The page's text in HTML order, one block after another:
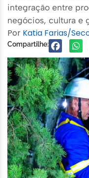
integração entre
negócios, cultura e
Por Katia Farias/
Compartilhe: